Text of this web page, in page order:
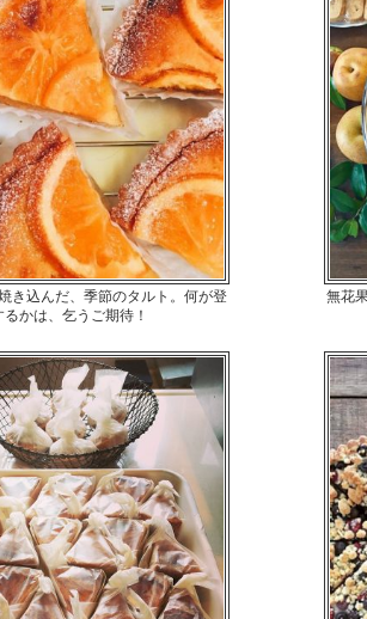
き込んだ、季節のタルト。何が登
るかは、乞うご期待！
無花